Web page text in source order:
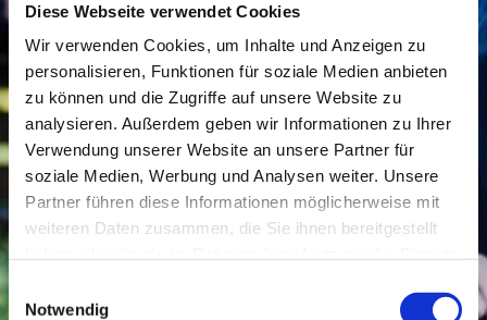
Diese Webseite verwendet Cookies
Wir verwenden Cookies, um Inhalte und Anzeigen zu
personalisieren, Funktionen für soziale Medien anbieten
zu können und die Zugriffe auf unsere Website zu
analysieren. Außerdem geben wir Informationen zu Ihrer
Verwendung unserer Website an unsere Partner für
soziale Medien, Werbung und Analysen weiter. Unsere
Partner führen diese Informationen möglicherweise mit
weiteren Daten zusammen, die Sie ihnen bereitgestellt
Einwilligungsauswahl
Notwendig